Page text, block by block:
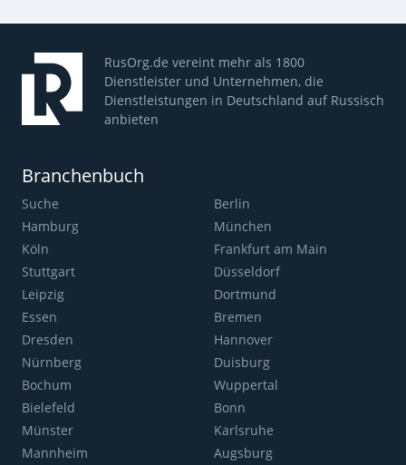
RusOrg.de vereint mehr als 1800
Dienstleister und Unternehmen, die
Dienstleistungen in Deutschland auf Russisch
anbieten
Branchenbuch
Suche
Berlin
Hamburg
München
Köln
Frankfurt am Main
Stuttgart
Düsseldorf
Leipzig
Dortmund
Essen
Bremen
Dresden
Hannover
Nürnberg
Duisburg
Bochum
Wuppertal
Bielefeld
Bonn
Münster
Karlsruhe
Mannheim
Augsburg